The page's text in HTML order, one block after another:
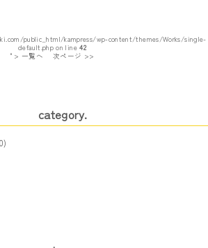
public_html/kampress/wp-content/themes/Works/single-
default.php on line42
" > 一覧へ
次ページ >>
category.